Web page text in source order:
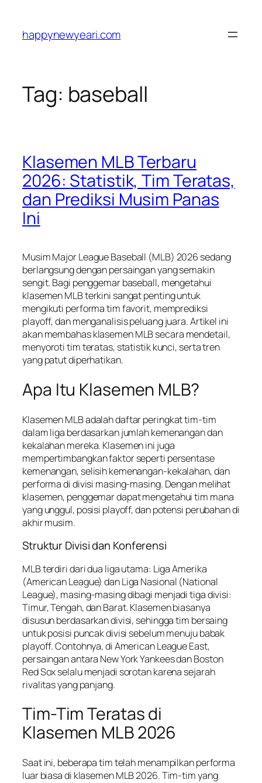
content
happynewyeari.com
Tag: baseball
Klasemen MLB Terbaru
2026: Statistik, Tim Teratas,
dan Prediksi Musim Panas
Ini
Musim Major League Baseball (MLB) 2026 sedang
berlangsung dengan persaingan yang semakin
sengit. Bagi penggemar baseball, mengetahui
klasemen MLB terkini sangat penting untuk
mengikuti performa tim favorit, memprediksi
playoff, dan menganalisis peluang juara. Artikel ini
akan membahas klasemen MLB secara mendetail,
menyoroti tim teratas, statistik kunci, serta tren
yang patut diperhatikan.
Apa Itu Klasemen MLB?
Klasemen MLB adalah daftar peringkat tim-tim
dalam liga berdasarkan jumlah kemenangan dan
kekalahan mereka. Klasemen ini juga
mempertimbangkan faktor seperti persentase
kemenangan, selisih kemenangan-kekalahan, dan
performa di divisi masing-masing. Dengan melihat
klasemen, penggemar dapat mengetahui tim mana
yang unggul, posisi playoff, dan potensi perubahan di
akhir musim.
Struktur Divisi dan Konferensi
MLB terdiri dari dua liga utama: Liga Amerika
(American League) dan Liga Nasional (National
League), masing-masing dibagi menjadi tiga divisi:
Timur, Tengah, dan Barat. Klasemen biasanya
disusun berdasarkan divisi, sehingga tim bersaing
untuk posisi puncak divisi sebelum menuju babak
playoff. Contohnya, di American League East,
persaingan antara New York Yankees dan Boston
Red Sox selalu menjadi sorotan karena sejarah
rivalitas yang panjang.
Tim-Tim Teratas di
Klasemen MLB 2026
Saat ini, beberapa tim telah menampilkan performa
luar biasa di klasemen MLB 2026. Tim-tim yang